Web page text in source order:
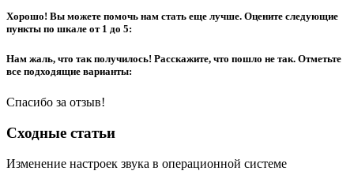
Хорошо! Вы можете помочь нам стать еще лучше. Оцените следующие
пункты по шкале от 1 до 5:
Нам жаль, что так получилось! Расскажите, что пошло не так. Отметьте
все подходящие варианты:
Спасибо за отзыв!
Сходные статьи
Изменение настроек звука в операционной системе